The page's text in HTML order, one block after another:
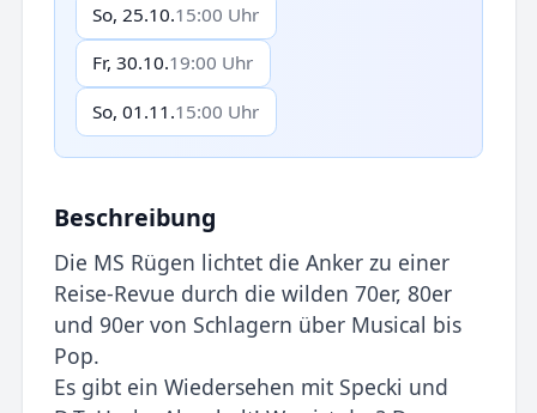
So, 25.10.15:00 Uhr
Fr, 30.10.19:00 Uhr
So, 01.11.15:00 Uhr
Beschreibung
Die MS Rügen lichtet die Anker zu einer
Reise-Revue durch die wilden 70er, 80er
und 90er von Schlagern über Musical bis
Pop.
Es gibt ein Wiedersehen mit Specki und